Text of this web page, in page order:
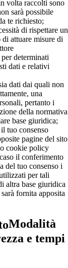
volta raccolti sono
sarà possibile
te richiesto;
di rispettare un
attuare misure di
determinati
dati e relativi
dati dai quali non
una
pertanto i
della normativa
base giuridica;
tuo consenso
pagine del sito
cookie policy
il conferimento
del tuo consenso i
per tali
altra base giuridica
fornita apposita
Modalità
e tempi